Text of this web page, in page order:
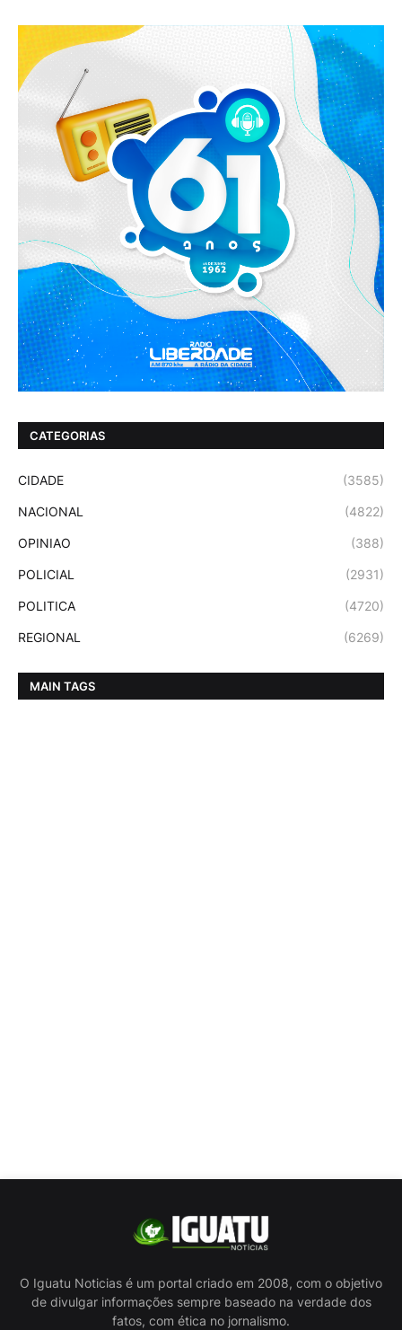
CATEGORIAS
CIDADE (3585)
NACIONAL (4822)
OPINIAO (388)
POLICIAL (2931)
POLITICA (4720)
REGIONAL (6269)
MAIN TAGS
O Iguatu Noticias é um portal criado em 2008, com o objetivo
de divulgar informações sempre baseado na verdade dos
fatos, com ética no jornalismo.